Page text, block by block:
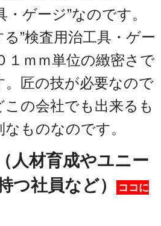
・ゲージ”なのです。
”検査用治工具・ゲー
１ｍｍ単位の緻密さで
匠の技が必要なので
の会社でも出来るも
ものなのです。
人材育成やユニー
つ社員など）
ココに